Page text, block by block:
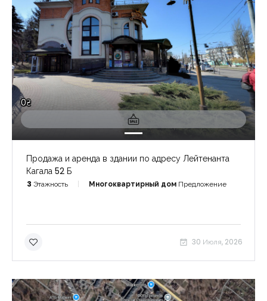
0₴
Продажа и аренда в здании по адресу Лейтенанта
Кагала 52 Б
3 Этажность Многоквартирный дом Предложение
30 Июля, 2026